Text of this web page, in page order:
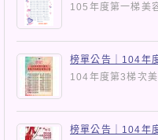
105年度第一梯
榜單公告｜104年
104年度第3梯次
榜單公告｜104年